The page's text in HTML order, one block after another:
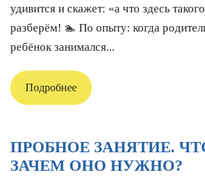
удивится и скажет: «а что здесь
разберём! 🏊‍ По опыту: когда
ребёнок занимался...
Подробнее
ПРОБНОЕ ЗАНЯТИЕ.
ЗАЧЕМ ОНО НУЖНО?